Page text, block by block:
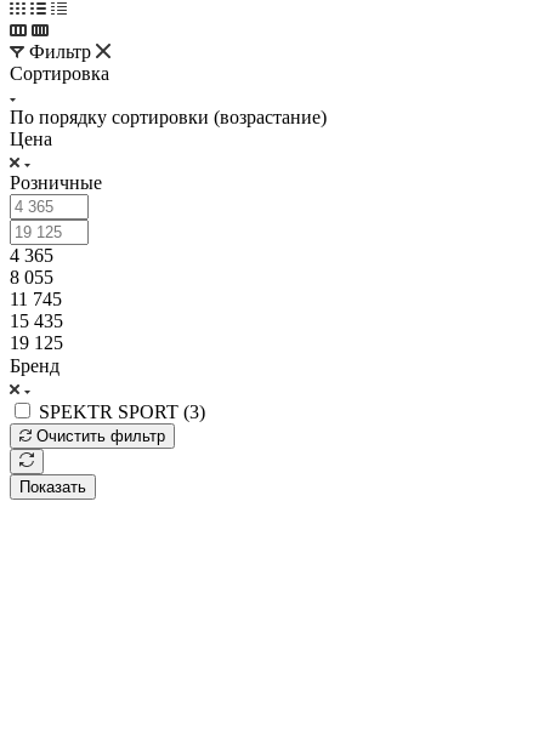
Фильтр
Сортировка
По порядку сортировки (возрастание)
Цена
Розничные
4 365
8 055
11 745
15 435
19 125
Бренд
SPEKTR SPORT (3)
Очистить фильтр
Показать